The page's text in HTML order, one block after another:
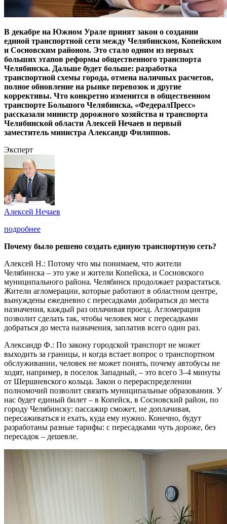
В декабре на Южном Урале принят закон о создании
единой транспортной сети между Челябинском, Копейском
и Сосновским районом. Это стало одним из первых
больших этапов реформы общественного транспорта
Челябинска. Дальше будет больше: разработка
транспортной схемы города, отмена наличных расчетов,
полное обновление на рынке перевозок и другие
коррективы. Что конкретно изменится в общественном
транспорте Большого Челябинска, «ФедералПресс»
рассказали министр дорожного хозяйства и транспорта
Челябинской области Алексей Нечаев и первый
заместитель министра Александр Филиппов.
Эксперт
Алексей Нечаев
подробнее
Почему было решено создать единую транспортную сеть?
Алексей Н.: Потому что мы понимаем, что жители
Челябинска – это уже и жители Копейска, и Сосновского
муниципального района. Челябинск продолжает разрастаться.
Жители агломерации, которые работают в областном центре,
вынуждены ежедневно с пересадками добираться до места
назначения, каждый раз оплачивая проезд. Агломерация
позволит сделать так, чтобы человек мог с пересадками
добраться до места назначения, заплатив всего один раз.
Александр Ф.: По закону городской транспорт не может
выходить за границы, и когда встает вопрос о транспортном
обслуживании, человек не может понять, почему автобусы не
ходят, например, в поселок Западный, – это всего 3–4 минуты
от Шершневского кольца. Закон о перераспределении
полномочий позволит связать муниципальные образования. У
нас будет единый билет – в Копейск, в Сосновский район, по
городу Челябинску: пассажир сможет, не доплачивая,
пересаживаться и ехать, куда ему нужно. Конечно, будут
разработаны разные тарифы: с пересадками чуть дороже, без
пересадок – дешевле.